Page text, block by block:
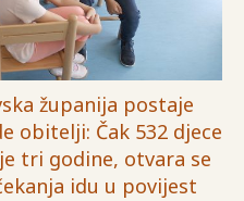
županija postaje
obitelji: Čak 532 djece
tri godine, otvara se
idu u povijest